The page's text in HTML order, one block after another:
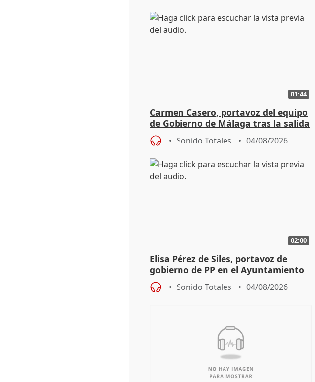
01:44
Carmen Casero, portavoz del equipo
de Gobierno de Málaga tras la salida
de Pérez de Siles
Sonido Totales 04/08/2026
02:00
Elisa Pérez de Siles, portavoz de
gobierno de PP en el Ayuntamiento
de Málaga, deja la política
Sonido Totales 04/08/2026